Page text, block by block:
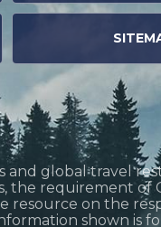
and global travel
requirement of
resource on the
shown is